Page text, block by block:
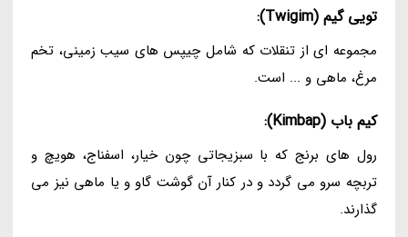
تویی گیم (Twigim):
مجموعه ای از تنقلات که شامل چیپس های سیب زمینی، تخم
مرغ، ماهی و ... است.
کیم باب (Kimbap):
رول های برنج که با سبزیجاتی چون خیار، اسفناج، هویچ و
تربچه سرو می گردد و در کنار آن گوشت گاو و یا ماهی نیز می
گذارند.